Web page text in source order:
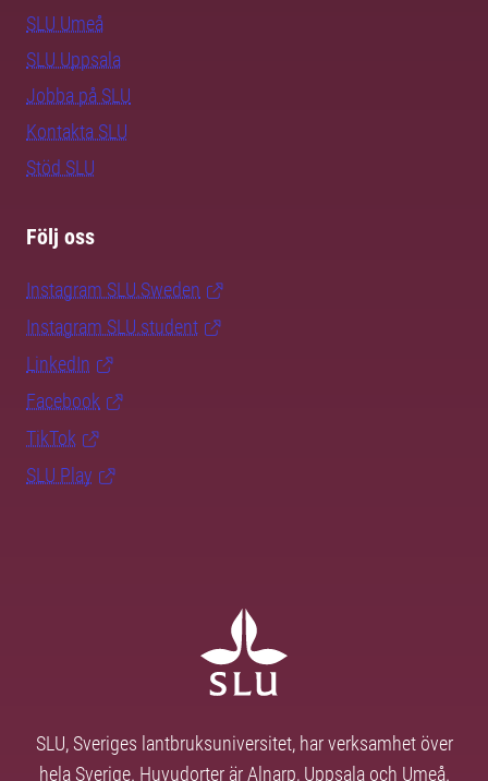
SLU Umeå
SLU Uppsala
Jobba på SLU
Kontakta SLU
Stöd SLU
Följ oss
Instagram SLU.Sweden
Instagram SLU.student
LinkedIn
Facebook
TikTok
SLU Play
SLU, Sveriges lantbruksuniversitet, har verksamhet över
hela Sverige. Huvudorter är Alnarp, Uppsala och Umeå.